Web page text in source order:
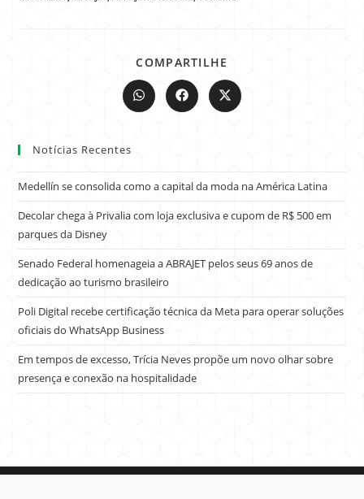
COMPARTILHE
Notícias Recentes
Medellín se consolida como a capital da moda na América Latina
Decolar chega à Privalia com loja exclusiva e cupom de R$ 500 em
parques da Disney
Senado Federal homenageia a ABRAJET pelos seus 69 anos de
dedicação ao turismo brasileiro
Poli Digital recebe certificação técnica da Meta para operar soluções
oficiais do WhatsApp Business
Em tempos de excesso, Trícia Neves propõe um novo olhar sobre
presença e conexão na hospitalidade